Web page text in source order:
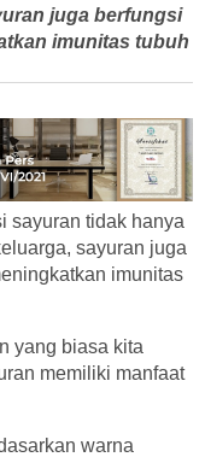
juga berfungsi
imunitas tubuh
sayuran tidak hanya
sayuran juga
imunitas
yang biasa kita
memiliki manfaat
warna